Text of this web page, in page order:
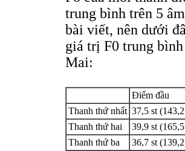
trung bình trên 5
bài viết, nên dưới
giá trị F0 trung
Mai:
Điểm đầu
Thanh thứ nhất 37,5 st
Thanh thứ hai
39,9 st
Thanh thứ ba
36,7 st